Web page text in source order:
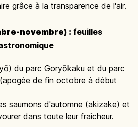
grâce à la transparence de l'air.
novembre) : feuilles
du parc Goryōkaku et du parc
de fin octobre à début
saumons d'automne (akizake) et
dans toute leur fraîcheur.